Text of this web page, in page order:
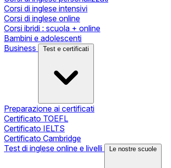
Corsi di inglese intensivi
Corsi di inglese online
Corsi ibridi : scuola + online
Bambini e adolescenti
Business
Test e certificati
Preparazione ai certificati
Certificato TOEFL
Certificato IELTS
Certificato Cambridge
Test di inglese online e livelli
Le nostre scuole